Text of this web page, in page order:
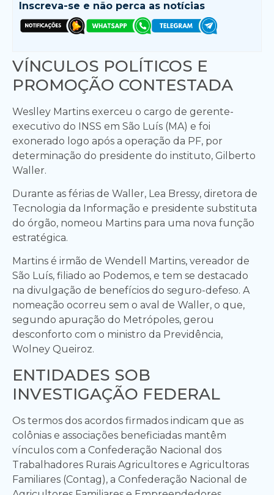
Inscreva-se e não perca as notícias
VÍNCULOS POLÍTICOS E
PROMOÇÃO CONTESTADA
Weslley Martins exerceu o cargo de gerente-
executivo do INSS em São Luís (MA) e foi
exonerado logo após a operação da PF, por
determinação do presidente do instituto, Gilberto
Waller.
Durante as férias de Waller, Lea Bressy, diretora de
Tecnologia da Informação e presidente substituta
do órgão, nomeou Martins para uma nova função
estratégica.
Martins é irmão de Wendell Martins, vereador de
São Luís, filiado ao Podemos, e tem se destacado
na divulgação de benefícios do seguro-defeso. A
nomeação ocorreu sem o aval de Waller, o que,
segundo apuração do Metrópoles, gerou
desconforto com o ministro da Previdência,
Wolney Queiroz.
ENTIDADES SOB
INVESTIGAÇÃO FEDERAL
Os termos dos acordos firmados indicam que as
colônias e associações beneficiadas mantêm
vínculos com a Confederação Nacional dos
Trabalhadores Rurais Agricultores e Agricultoras
Familiares (Contag), a Confederação Nacional de